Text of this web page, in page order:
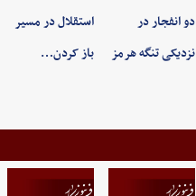
دو انفجار در
نزدیکی تنگه هرمز
استقلال در مسیر
باز کردن…